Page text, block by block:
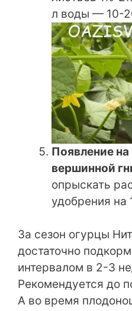
л воды — 10-
Появление на
вершинной
опрыскать
удобрения на
За сезон огурцы
достаточно
интервалом в 2-3
Рекомендуется до
А во время